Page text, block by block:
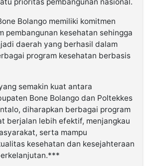
prioritas pembangunan nasional.
Bolango memiliki komitmen
pembangunan kesehatan sehingga
daerah yang berhasil dalam
program kesehatan berbasis
semakin kuat antara
Bone Bolango dan Poltekkes
diharapkan berbagai program
berjalan lebih efektif, menjangkau
serta mampu
kesehatan dan kesejahteraan